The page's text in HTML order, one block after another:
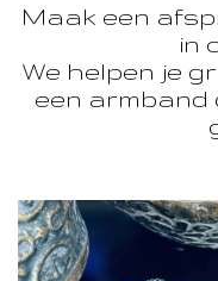
Maak een
in
We helpen je
een armband